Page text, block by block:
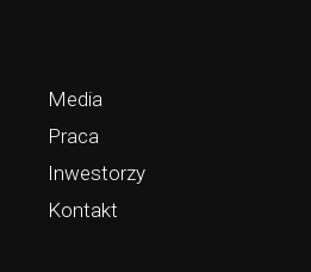
Media
Praca
Inwestorzy
Kontakt